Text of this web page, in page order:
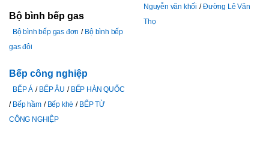
Bộ bình bếp gas
Bộ bình bếp gas đơn
Bộ bình bếp
gas đôi
Bếp công nghiệp
BẾP Á BẾP ÂU
BẾP HÀN QUỐC
Bếp hầm
Bếp khè
BẾP TỪ
CÔNG NGHIỆP
Nguyễn văn khối
Đường Lê Văn
Thọ